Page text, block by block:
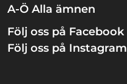
A-Ö Alla ämnen
Följ oss på Facebook
Följ oss på Instagram